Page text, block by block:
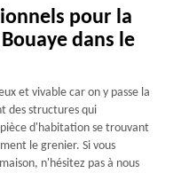
pour la
dans le
et vivable car on y passe la
des structures qui
d'habitation se trouvant
le grenier. Si vous
n'hésitez pas à nous